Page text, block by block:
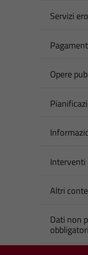
Servizi
Opere
Interventi
Altri
Dati non